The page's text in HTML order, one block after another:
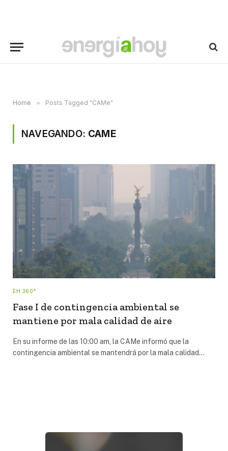
Home » Posts Tagged "CAMe"
NAVEGANDO: CAME
EH 360°
Fase I de contingencia ambiental se
mantiene por mala calidad de aire
En su informe de las 10:00 am, la CAMe informó que la
contingencia ambiental se mantendrá por la mala calidad…